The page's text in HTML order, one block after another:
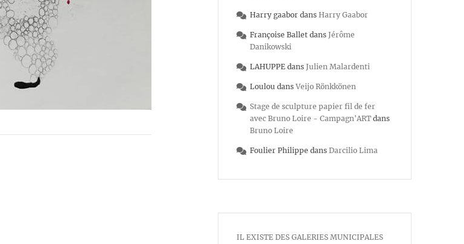
Harry gaabor dans Harry Gaabor
Françoise Ballet dans Jérôme
Danikowski
LAHUPPE dans Julien Malardenti
Loulou dans Veijo Rönkkönen
Stage de sculpture papier fil de fer
avec Bruno Loire - Campagn'ART dans
Bruno Loire
Foulier Philippe dans Darcilio Lima
IL EXISTE DES GALERIES MUNICIPALES